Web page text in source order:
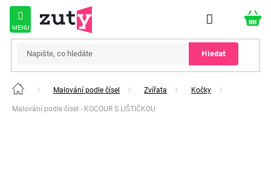
Přejít
obsah
Hledat
Domů Malování podle čísel Zvířata Kočky
Malování podle čísel - KOCOUR S LIŠTIČKOU